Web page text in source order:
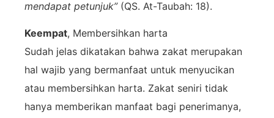
mendapat petunjuk”(QS. At-Taubah: 18).
Keempat, Membersihkan harta
Sudah jelas dikatakan bahwa zakat merupakan
hal wajib yang bermanfaat untuk menyucikan
atau membersihkan harta. Zakat seniri tidak
hanya memberikan manfaat bagi penerimanya,